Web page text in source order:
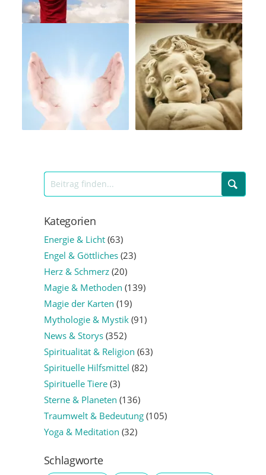
Kategorien
Energie & Licht(63)
Engel & Göttliches(23)
Herz & Schmerz(20)
Magie & Methoden (139)
Magie der Karten (19)
Mythologie & Mystik(91)
News & Storys(352)
Spiritualität & Religion (63)
Spirituelle Hilfsmittel (82)
Spirituelle Tiere(3)
Sterne & Planeten (136)
Traumwelt & Bedeutung(105)
Yoga & Meditation (32)
Schlagworte